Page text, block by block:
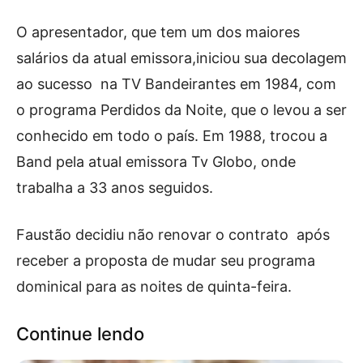
O apresentador, que tem um dos maiores
salários da atual emissora,iniciou sua decolagem
ao sucesso na TV Bandeirantes em 1984, com
o programa Perdidos da Noite, que o levou a ser
conhecido em todo o país. Em 1988, trocou a
Band pela atual emissora Tv Globo, onde
trabalha a 33 anos seguidos.
Faustão decidiu não renovar o contrato após
receber a proposta de mudar seu programa
dominical para as noites de quinta-feira.
Continue lendo